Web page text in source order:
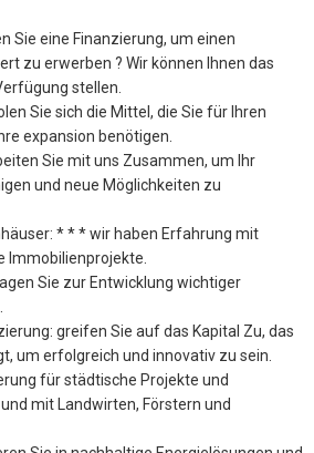
Sie eine Finanzierung, um einen
zu erwerben ? Wir können Ihnen das
stellen.
Sie sich die Mittel, die Sie für Ihren
expansion benötigen.
Sie mit uns Zusammen, um Ihr
und neue Möglichkeiten zu
* * * wir haben Erfahrung mit
Immobilienprojekte.
Sie zur Entwicklung wichtiger
greifen Sie auf das Kapital Zu, das
um erfolgreich und innovativ zu sein.
für städtische Projekte und
mit Landwirten, Förstern und